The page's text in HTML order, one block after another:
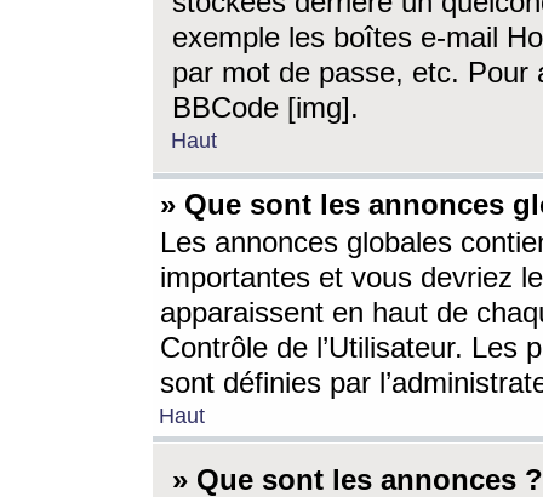
exemple les boîtes e-mail
par mot de passe, etc. Pour
BBCode [img].
Haut
» Que sont les annonces
Les annonces globales
importantes et vous devriez
apparaissent en haut de
Contrôle de l’Utilisateur. Les
sont définies par
Haut
» Que sont les annonces ?